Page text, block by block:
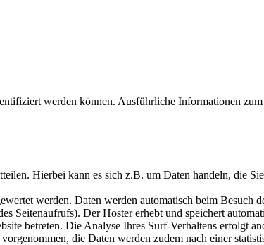
werden können. Ausführliche Informationen
Hierbei kann es sich z.B. um Daten handeln, die
werden. Daten werden automatisch beim Besuch
Seitenaufrufs). Der Hoster erhebt und speichert
betreten. Die Analyse Ihres Surf-Verhaltens erfolgt
die Daten werden zudem nach einer